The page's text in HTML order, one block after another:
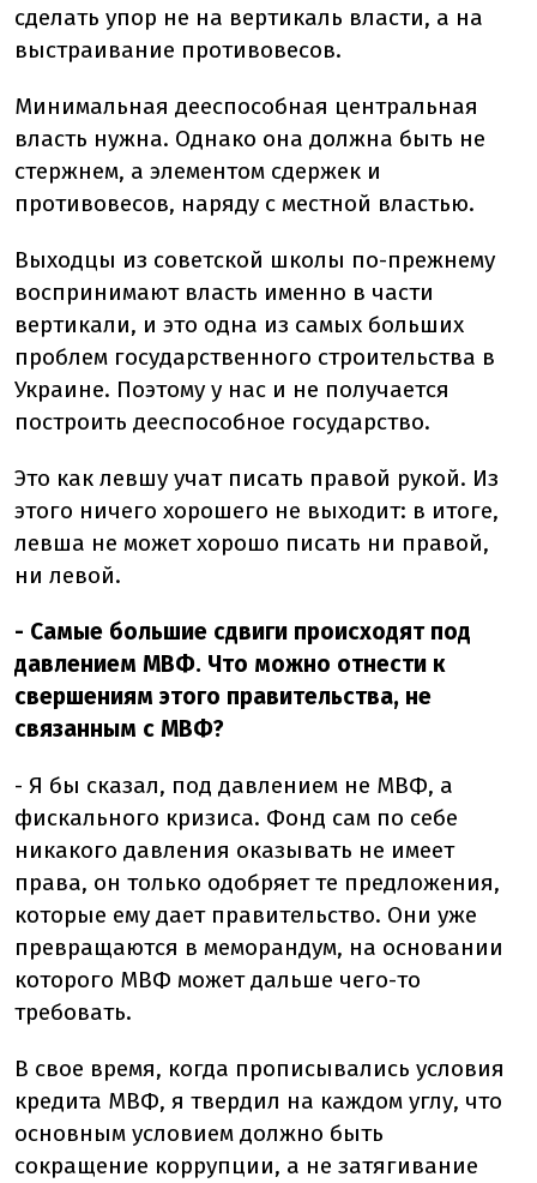
сделать упор не на вертикаль власти, а на
выстраивание противовесов.
Минимальная дееспособная центральная
власть нужна. Однако она должна быть не
стержнем, а элементом сдержек и
противовесов, наряду с местной властью.
Выходцы из советской школы по-прежнему
воспринимают власть именно в части
вертикали, и это одна из самых больших
проблем государственного строительства в
Украине. Поэтому у нас и не получается
построить дееспособное государство.
Это как левшу учат писать правой рукой. Из
этого ничего хорошего не выходит: в итоге,
левша не может хорошо писать ни правой,
ни левой.
- Самые большие сдвиги происходят под
давлением МВФ. Что можно отнести к
свершениям этого правительства, не
связанным с МВФ?
- Я бы сказал, под давлением не МВФ, а
фискального кризиса. Фонд сам по себе
никакого давления оказывать не имеет
права, он только одобряет те предложения,
которые ему дает правительство. Они уже
превращаются в меморандум, на основании
которого МВФ может дальше чего-то
требовать.
В свое время, когда прописывались условия
кредита МВФ, я твердил на каждом углу, что
основным условием должно быть
сокращение коррупции, а не затягивание